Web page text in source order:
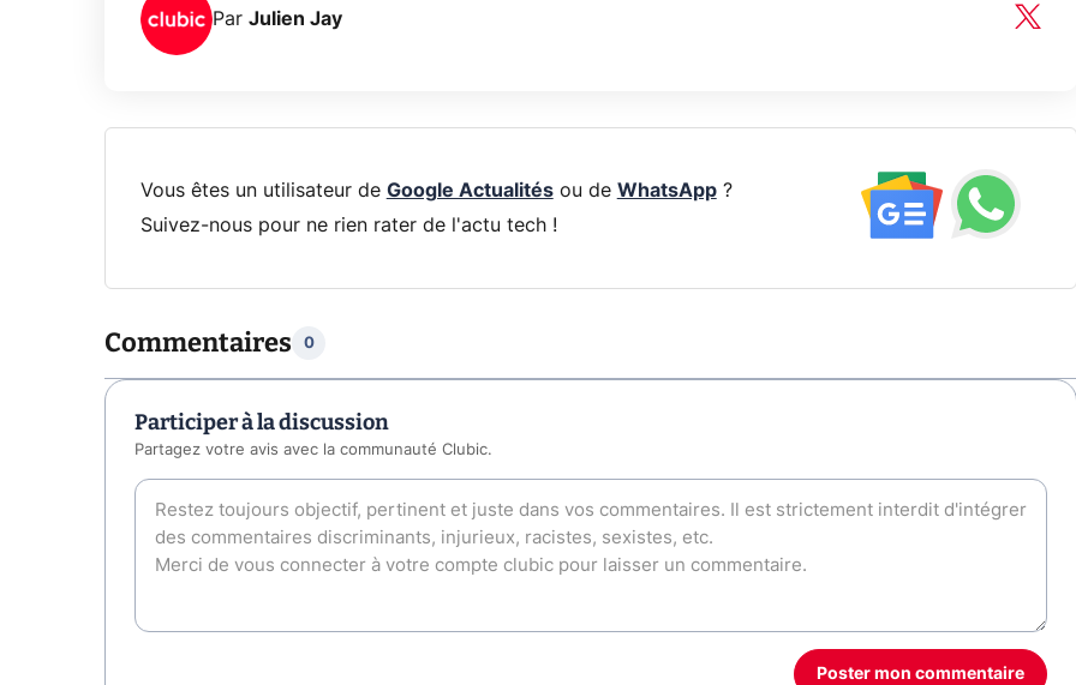
Par Julien Jay
Vous êtes un utilisateur de Google Actualitésou de WhatsApp?
Suivez-nous pour ne rien rater de l'actu tech !
Commentaires 0
Participer à la discussion
Partagez votre avis avec la communauté Clubic.
Poster mon commentaire